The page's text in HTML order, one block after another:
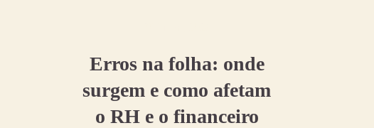
Erros na folha: onde
surgem e como afetam
o RH e o financeiro